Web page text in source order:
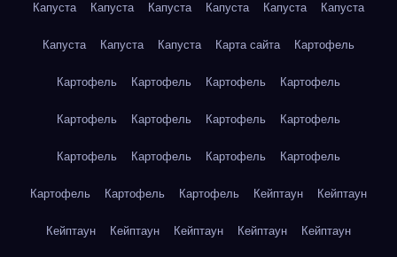
Капуста Капуста Капуста Капуста Капуста Капуста
Капуста Капуста Капуста Карта сайта Картофель
Картофель Картофель Картофель Картофель
Картофель Картофель Картофель Картофель
Картофель Картофель Картофель Картофель
Картофель Картофель Картофель Кейптаун Кейптаун
Кейптаун Кейптаун Кейптаун Кейптаун Кейптаун